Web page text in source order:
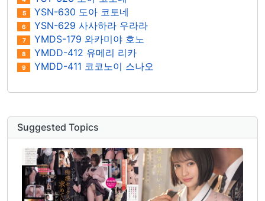
5 YSN-630 도아 코토네
6 YSN-629 사사하라 우라라
7 YMDS-179 와카미야 호노
8 YMDD-412 유메리 리카
9 YMDD-411 코코노이 스나오
Suggested Topics